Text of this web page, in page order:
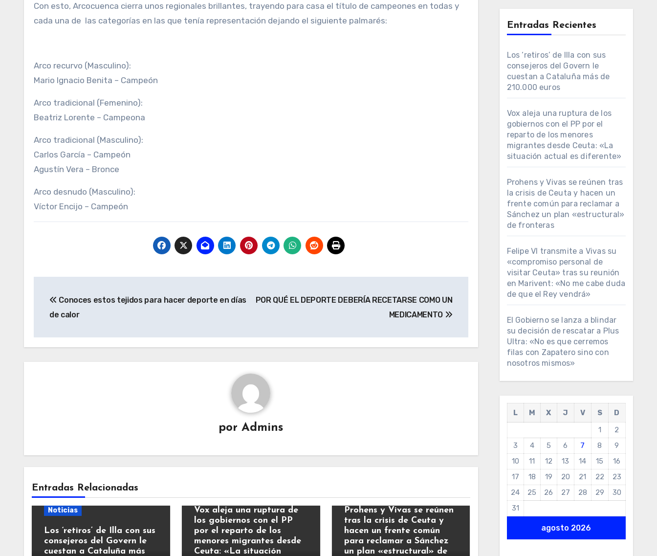
Con esto, Arcocuenca cierra unos regionales brillantes, trayendo para casa el título de campeones en todas y
cada una de las categorías en las que tenía representación dejando el siguiente palmarés:
Arco recurvo (Masculino):
Mario Ignacio Benita – Campeón
Arco tradicional (Femenino):
Beatriz Lorente – Campeona
Arco tradicional (Masculino):
Carlos García – Campeón
Agustín Vera – Bronce
Arco desnudo (Masculino):
Víctor Encijo – Campeón
de
Conoces estos tejidos para hacer deporte en días
de calor
POR QUÉ EL DEPORTE DEBERÍA RECETARSE COMO UN
MEDICAMENTO
porAdmins
Entradas Relacionadas
Noticias
Los ‘retiros’ de Illa con sus
consejeros del Govern le
cuestan a Cataluña más
Vox aleja una ruptura de
los gobiernos con el PP
por el reparto de los
menores migrantes desde
Ceuta: «La situación
Prohens y Vivas se reúnen
tras la crisis de Ceuta y
hacen un frente común
para reclamar a Sánchez
un plan «estructural» de
Entradas Recientes
Los ‘retiros’ de Illa con sus
consejeros del Govern le
cuestan a Cataluña más de
210.000 euros
Vox aleja una ruptura de los
gobiernos con el PP por el
reparto de los menores
migrantes desde Ceuta: «La
situación actual es diferente»
Prohens y Vivas se reúnen tras
la crisis de Ceuta y hacen un
frente común para reclamar a
Sánchez un plan «estructural»
de fronteras
Felipe VI transmite a Vivas su
«compromiso personal de
visitar Ceuta» tras su reunión
en Marivent: «No me cabe duda
de que el Rey vendrá»
El Gobierno se lanza a blindar
su decisión de rescatar a Plus
Ultra: «No es que cerremos
filas con Zapatero sino con
nosotros mismos»
agosto 2026
L M X J V S
D
1
2
3
4 5 6 7 8
9
10
11 12 13 14 15
16
17
18 19 20 21 22
23
24
25 26 27 28 29
30
31